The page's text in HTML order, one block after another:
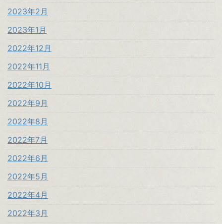
2023年2月
2023年1月
2022年12月
2022年11月
2022年10月
2022年9月
2022年8月
2022年7月
2022年6月
2022年5月
2022年4月
2022年3月